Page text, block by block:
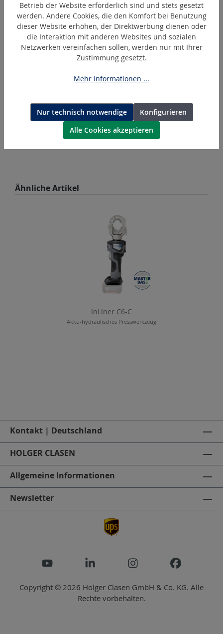
Produktgalerie überspringen
Zubehör
TR-25-2
Trageriemen
Produktgalerie überspringen
Ähnliche Artikel
InLiner C6-C
Akku-hydraulisches Presswerkzeug
Kontakt | Deutschland
HOLGER CLASEN
Allgemeine Informationen
Newsletter
Copyright © 2026 Holger Clasen GmbH & Co. KG. Alle
Rechte vorbehalten.
Betrieb der Website erforderlich sind und stets gesetzt
werden. Andere Cookies, die den Komfort bei Benutzung
dieser Website erhöhen, der Direktwerbung dienen oder
die Interaktion mit anderen Websites und sozialen
Netzwerken vereinfachen sollen, werden nur mit Ihrer
Zustimmung gesetzt.
Mehr Informationen ...
Nur technisch notwendige
Konfigurieren
Alle Cookies akzeptieren